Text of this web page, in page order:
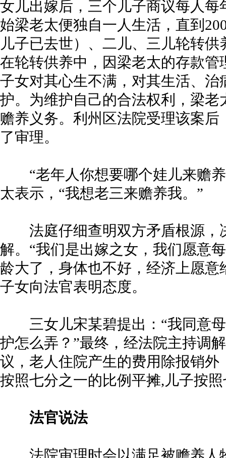
女儿出嫁后，三个儿子商议每人每
始梁老太便独自一人生活，直到
儿子已去世）、二儿、三儿轮转
在轮转供养中，因梁老太的存款
子女对其心生不满，对其生活、
护。为维护自己的合法权利，梁
赡养义务。利州区法院受理该案
了审理。
“老年人你想要哪个娃儿来赡养
太表示，“我想老三来赡养我。”
法庭仔细查明双方矛盾根源，
解。“我们是出嫁之女，我们愿意
龄大了，身体也不好，经济上愿意
子女向法官表明态度。
三女儿宋某碧提出：“我同意母
护怎么弄？”最终，经法院主持调
议，老人住院产生的费用除报销
按照七分之一的比例平摊,儿子按
法官说法